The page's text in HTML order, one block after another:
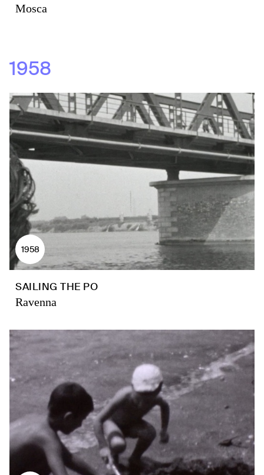
Mosca
1958
1958
SAILING THE PO
Ravenna